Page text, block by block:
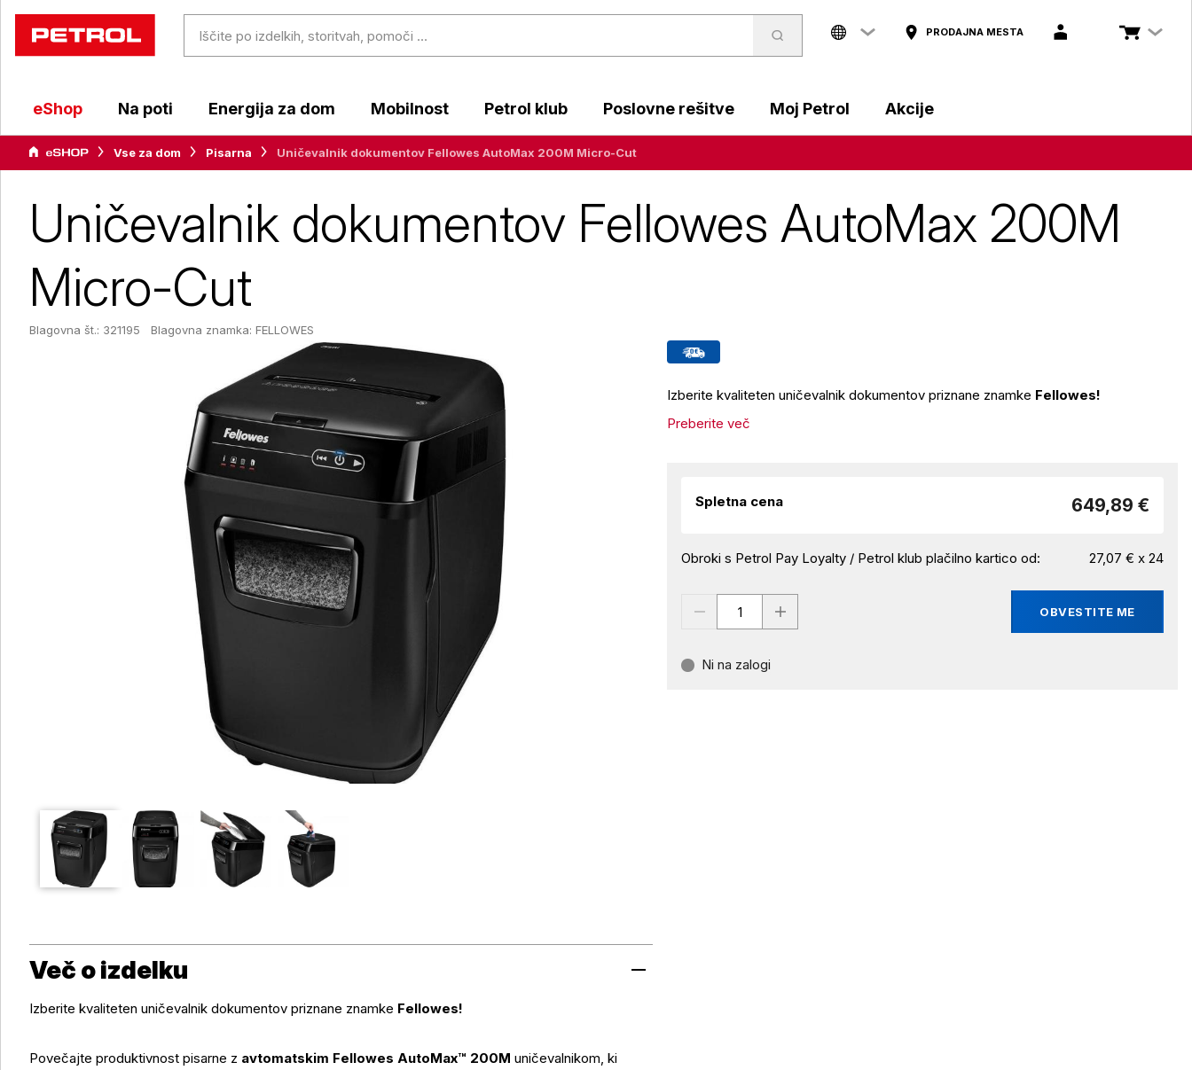
PRODAJNA MESTA
eShop Na poti Energija za dom Mobilnost Petrol klub Poslovne rešitve Moj Petrol Akcije
Vse za dom Pisarna Uničevalnik dokumentov Fellowes AutoMax 200M Micro-Cut
Uničevalnik dokumentov Fellowes AutoMax 200M
Micro-Cut
Blagovna št.: 321195 Blagovna znamka: FELLOWES
Izberite kvaliteten uničevalnik dokumentov priznane znamke Fellowes!
Preberite več
Spletna cena 649,89 €
Obroki s Petrol Pay Loyalty / Petrol klub plačilno kartico od: 27,07 € x 24
OBVESTITE ME
Ni na zalogi
Več o izdelku
Izberite kvaliteten uničevalnik dokumentov priznane znamke Fellowes!
Povečajte produktivnost pisarne z avtomatskim Fellowes AutoMax™ 200M uničevalnikom, ki